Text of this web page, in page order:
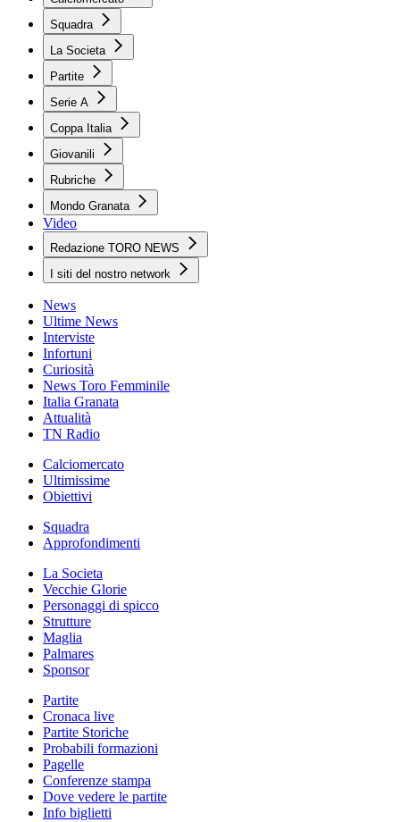
Squadra
La Societa
Partite
Serie A
Coppa Italia
Giovanili
Rubriche
Mondo Granata
Video
Redazione TORO NEWS
I siti del nostro network
News
Ultime News
Interviste
Infortuni
Curiosità
News Toro Femminile
Italia Granata
Attualità
TN Radio
Calciomercato
Ultimissime
Obiettivi
Squadra
Approfondimenti
La Societa
Vecchie Glorie
Personaggi di spicco
Strutture
Maglia
Palmares
Sponsor
Partite
Cronaca live
Partite Storiche
Probabili formazioni
Pagelle
Conferenze stampa
Dove vedere le partite
Info biglietti